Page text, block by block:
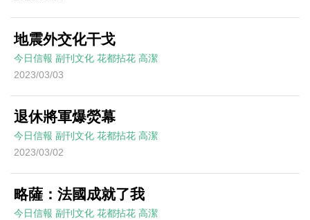
地震外交化干戈
今日信報 副刊文化 花都拈花 高潔
2023/03/03
退休將軍爆熒幕
今日信報 副刊文化 花都拈花 高潔
2023/03/02
略薩：法國成就了我
今日信報 副刊文化 花都拈花 高潔